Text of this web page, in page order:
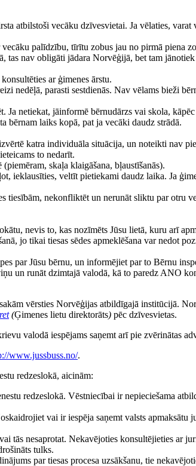
atbilstoši vecāku dzīvesvietai. Ja vēlaties,
palīdzību, tīrītu zobus jau no pirmā piena
tas nav obligāti jādara Norvēģijā, bet tam
ar ģimenes ārstu.
nedēļā, parasti sestdienās. Nav vēlams bieži
Ja netiekat, jāinformē bērnudārzs vai skola,
bērnam laiks kopā, pat ja vecāki daudz strādā.
katra individuāla situācija, un noteikti nav
to nedarīt.
skaļa klaigāšana, bļaustīšanās).
ieklausīties, veltīt pietiekami daudz laika. Ja
tiesībām, nekonfliktēt un nerunāt sliktu par
nevis to, kas nozīmēts Jūsu lietā, kuru arī
jo tikai tiesas sēdes apmeklēšana var nedot
par Jūsu bērnu, un informējiet par to Bērnu
un runāt dzimtajā valodā, kā to paredz ANO
vērsties Norvēģijas atbildīgajā institūcijā.
(Ģimenes lietu direktorāts) pēc dzīvesvietas.
valodā iespējams saņemt arī pie zvērinātas
www.jussbuss.no/.
redzeslokā, aicinām:
redzeslokā. Vēstniecībai ir nepieciešama
vai ir iespēja saņemt valsts
tās nesaprotat. Nekavējoties konsultējieties ar
tulks.
par tiesas procesa uzsākšanu, tie